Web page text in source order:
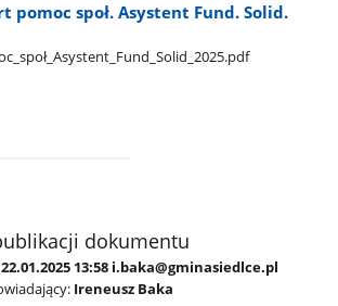
pomoc społ. Asystent Fund. Solid.
dokumentu
22.01.2025 13:58 i.baka@gminasiedlce.pl
Ireneusz Baka